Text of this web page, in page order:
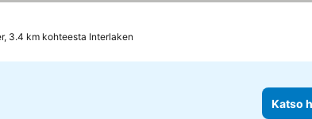
3.4 km kohteesta Interlaken
Katso